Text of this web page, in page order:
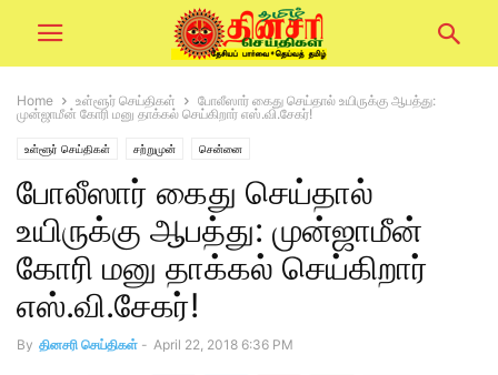
Home உள்ளூர் செய்திகள்
போலீஸார் கைது செய்தால் உயிருக்கு ஆபத்து:
முன்ஜாமீன் கோரி மனு தாக்கல் செய்கிறார் எஸ்.வி.சேகர்!
உள்ளூர் செய்திகள் சற்றுமுன் சென்னை
போலீஸார் கைது செய்தால்
உயிருக்கு ஆபத்து: முன்ஜாமீன்
கோரி மனு தாக்கல் செய்கிறார்
எஸ்.வி.சேகர்!
By தினசரி செய்திகள் - April 22, 2018 6:36 PM